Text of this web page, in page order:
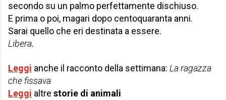
secondo su un palmo perfettamente dischiuso.
E prima o poi, magari dopo centoquaranta anni.
Sarai quello che eri destinata a essere.
Libera.
Leggi anche il racconto della settimana: La ragazza
che fissava
Leggi altre storie di animali